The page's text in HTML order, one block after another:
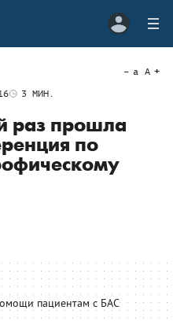
3 МИН.
a A
раз прошла
по
пациентам с БАС